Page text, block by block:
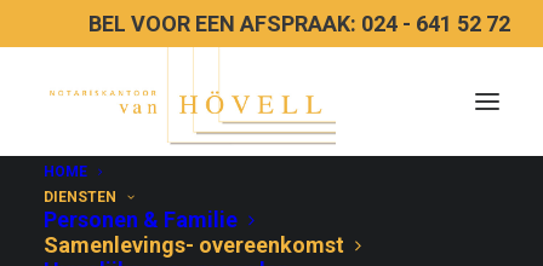
BEL VOOR EEN AFSPRAAK: 024 - 641 52 72
HOME
DIENSTEN
Personen & Familie
Samenlevings- overeenkomst